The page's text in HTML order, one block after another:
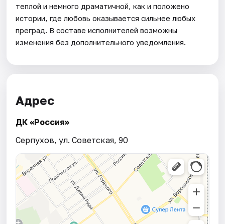
теплой и немного драматичной, как и положено
истории, где любовь оказывается сильнее любых
преград. В составе исполнителей возможны
изменения без дополнительного уведомления.
Адрес
ДК «Россия»
Серпухов, ул. Советская, 90